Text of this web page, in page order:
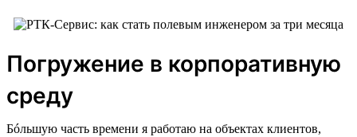
Погружение в корпоративную
среду
Бóльшую часть времени я работаю на объектах клиентов,